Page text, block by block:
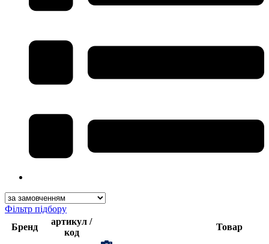
Фільтр підбору
Бренд
артикул /
код
Товар